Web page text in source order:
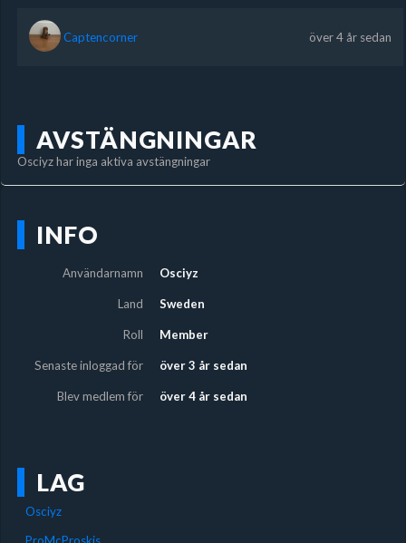
Captencorner över 4 år sedan
AVSTÄNGNINGAR
Osciyz har inga aktiva avstängningar
INFO
Användarnamn Osciyz
Land Sweden
Roll Member
Senaste inloggad för över 3 år sedan
Blev medlem för över 4 år sedan
LAG
Osciyz